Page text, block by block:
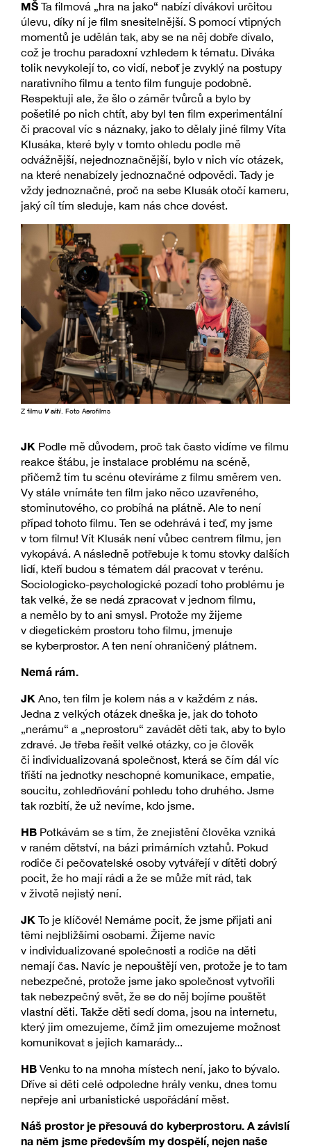
MŠ Ta filmová „hra na jako“ nabízí divákovi určitou
úlevu, díky ní je film snesitelnější. S pomocí vtipných
momentů je udělán tak, aby se na něj dobře dívalo,
což je trochu paradoxní vzhledem k tématu. Diváka
tolik nevykolejí to, co vidí, neboť je zvyklý na postupy
narativního filmu a tento film funguje podobně.
Respektuji ale, že šlo o záměr tvůrců a bylo by
pošetilé po nich chtít, aby byl ten film experimentální
či pracoval víc s náznaky, jako to dělaly jiné filmy Víta
Klusáka, které byly v tomto ohledu podle mě
odvážnější, nejednoznačnější, bylo v nich víc otázek,
na které nenabízely jednoznačné odpovědi. Tady je
vždy jednoznačné, proč na sebe Klusák otočí kameru,
jaký cíl tím sleduje, kam nás chce dovést.
Z filmu V síti. Foto Aerofilms
JK Podle mě důvodem, proč tak často vidíme ve filmu
reakce štábu, je instalace problému na scéně,
přičemž tím tu scénu otevíráme z filmu směrem ven.
Vy stále vnímáte ten film jako něco uzavřeného,
stominutového, co probíhá na plátně. Ale to není
případ tohoto filmu. Ten se odehrává i teď, my jsme
v tom filmu! Vít Klusák není vůbec centrem filmu, jen
vykopává. A následně potřebuje k tomu stovky dalších
lidí, kteří budou s tématem dál pracovat v terénu.
Sociologicko-psychologické pozadí toho problému je
tak velké, že se nedá zpracovat v jednom filmu,
a nemělo by to ani smysl. Protože my žijeme
v diegetickém prostoru toho filmu, jmenuje
se kyberprostor. A ten není ohraničený plátnem.
Nemá rám.
JK Ano, ten film je kolem nás a v každém z nás.
Jedna z velkých otázek dneška je, jak do tohoto
„nerámu“ a „neprostoru“ zavádět děti tak, aby to bylo
zdravé. Je třeba řešit velké otázky, co je člověk
či individualizovaná společnost, která se čím dál víc
tříští na jednotky neschopné komunikace, empatie,
soucitu, zohledňování pohledu toho druhého. Jsme
tak rozbití, že už nevíme, kdo jsme.
HB Potkávám se s tím, že znejistění člověka vzniká
v raném dětství, na bázi primárních vztahů. Pokud
rodiče či pečovatelské osoby vytvářejí v dítěti dobrý
pocit, že ho mají rádi a že se může mít rád, tak
v životě nejistý není.
JK To je klíčové! Nemáme pocit, že jsme přijati ani
těmi nejbližšími osobami. Žijeme navíc
v individualizované společnosti a rodiče na děti
nemají čas. Navíc je nepouštějí ven, protože je to tam
nebezpečné, protože jsme jako společnost vytvořili
tak nebezpečný svět, že se do něj bojíme pouštět
vlastní děti. Takže děti sedí doma, jsou na internetu,
který jim omezujeme, čímž jim omezujeme možnost
komunikovat s jejich kamarády...
HB Venku to na mnoha místech není, jako to bývalo.
Dříve si děti celé odpoledne hrály venku, dnes tomu
nepřeje ani urbanistické uspořádání měst.
Náš prostor je přesouvá do kyberprostoru. A závislí
na něm jsme především my dospělí, nejen naše